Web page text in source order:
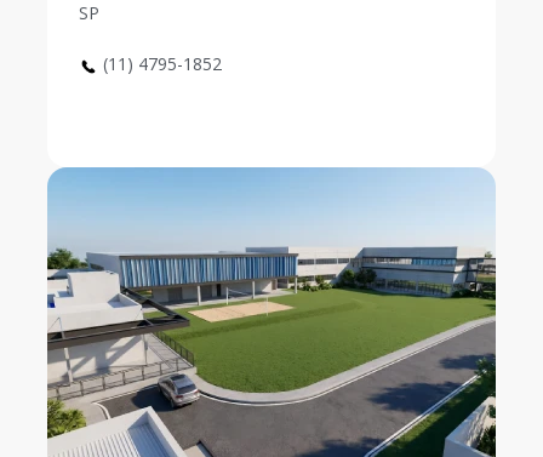
SP
(11) 4795-1852